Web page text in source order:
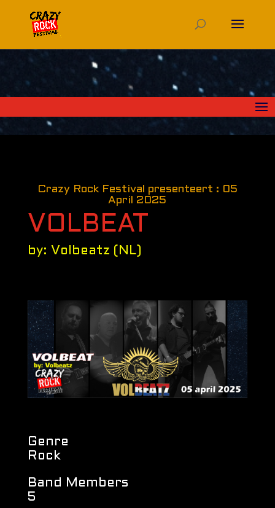
Crazy Rock Festival presenteert : 05
April 2025
VOLBEAT
by: Volbeatz (NL)
Genre
Rock
Band Members
5